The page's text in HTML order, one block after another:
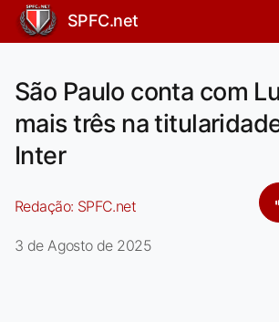
SPFC.net
São Paulo conta com
mais três na
Inter
Redação: SPFC.net
3 de Agosto de 2025